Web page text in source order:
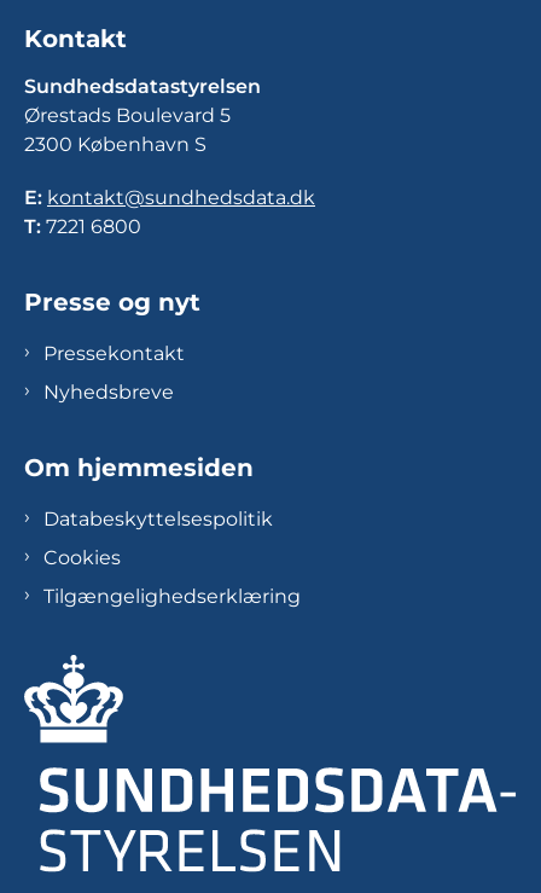
Kontakt
Sundhedsdatastyrelsen
Ørestads Boulevard 5
2300 København S
E: kontakt@sundhedsdata.dk
T: 7221 6800
Presse og nyt
Pressekontakt
Nyhedsbreve
Om hjemmesiden
Databeskyttelsespolitik
Cookies
Tilgængelighedserklæring